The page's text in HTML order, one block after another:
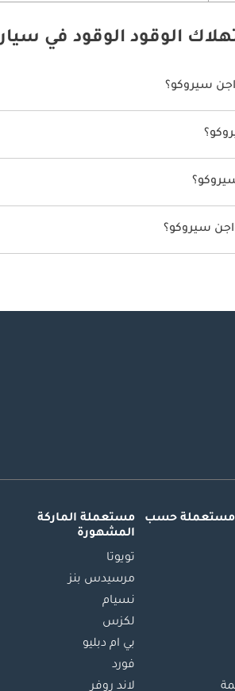
الوقود الوقود في
سيروكو؟
كم/ليتر.
سيروكو؟
حسب
مستعملة الماركة
المشهورة
تويوتا
مرسيدس بنز
نسيام
لكزس
بي ام دبليو
فورد
لاند روفر